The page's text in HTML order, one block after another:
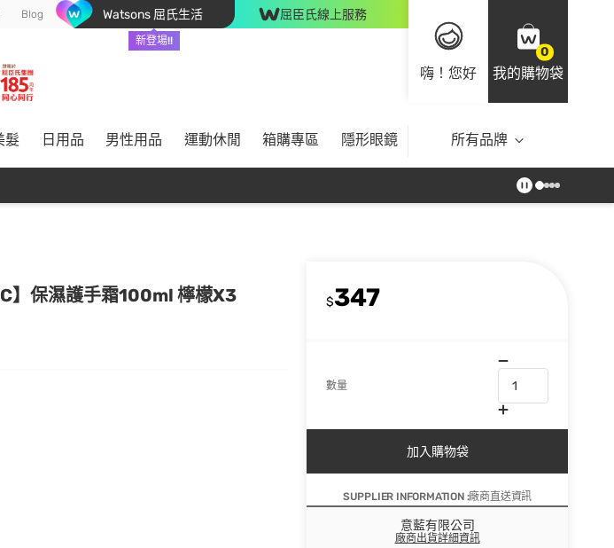
Blog Watsons 屈氏生活
新登場!!
屈臣氏線上服務
嗨！您好
0
我的購物袋
髮 日用品 男性用品 運動休閒 箱購專區 隱形眼鏡 所有品牌
】保濕護手霜100ml 檸檬X3
$347
數量
加入購物袋
SUPPLIER INFORMATION :廠商直送資訊
意藍有限公司
廠商出貨詳細資訊